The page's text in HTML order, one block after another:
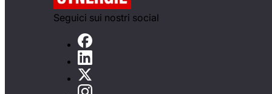
Seguici sui nostri social